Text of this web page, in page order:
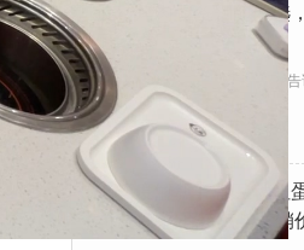
旋转烤肉设备别随便选
再考虑
旋转自助烤肉有多火？数据会
2026年1月，全国自助烤...
【深度解析】带互动扭
司设备 核心特点与营销